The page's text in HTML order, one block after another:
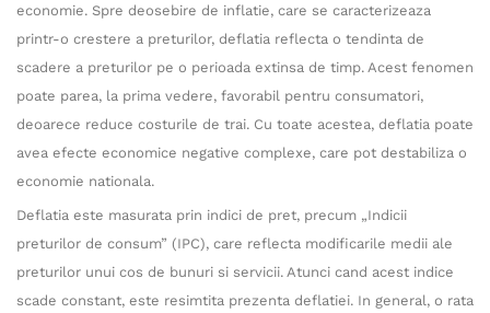
economie. Spre deosebire de inflatie, care se caracterizeaza
printr-o crestere a preturilor, deflatia reflecta o tendinta de
scadere a preturilor pe o perioada extinsa de timp. Acest fenomen
poate parea, la prima vedere, favorabil pentru consumatori,
deoarece reduce costurile de trai. Cu toate acestea, deflatia poate
avea efecte economice negative complexe, care pot destabiliza o
economie nationala.
Deflatia este masurata prin indici de pret, precum „Indicii
preturilor de consum” (IPC), care reflecta modificarile medii ale
preturilor unui cos de bunuri si servicii. Atunci cand acest indice
scade constant, este resimtita prezenta deflatiei. In general, o rata